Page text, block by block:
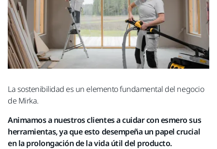
La sostenibilidad es un elemento fundamental del negocio
de Mirka.
Animamos a nuestros clientes a cuidar con esmero sus
herramientas, ya que esto desempeña un papel crucial
en la prolongación de la vida útil del producto.